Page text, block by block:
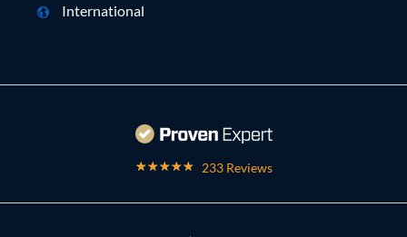
International
233 Reviews